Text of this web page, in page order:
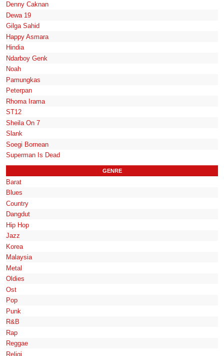
Denny Caknan
Dewa 19
Gilga Sahid
Happy Asmara
Hindia
Ndarboy Genk
Noah
Pamungkas
Peterpan
Rhoma Irama
ST12
Sheila On 7
Slank
Soegi Bornean
Superman Is Dead
GENRE
Barat
Blues
Country
Dangdut
Hip Hop
Jazz
Korea
Malaysia
Metal
Oldies
Ost
Pop
Punk
R&B
Rap
Reggae
Religi